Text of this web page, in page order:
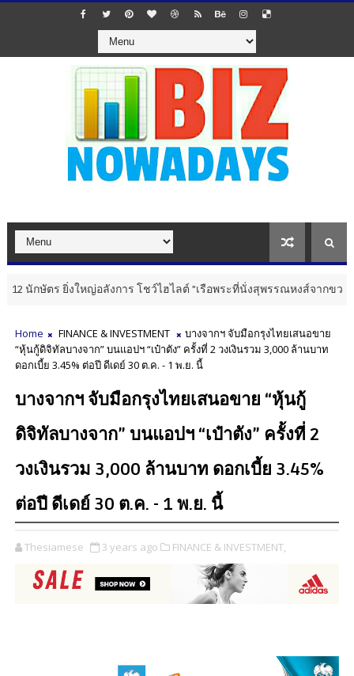
ร ยิ่งใหญ่อลังการ โชว์ไฮไลต์ "เรือพระที่นั่งสุพรรณหงส์จากขวดพลาสติ
Home FINANCE & INVESTMENT
บางจากฯ จับมือกรุงไทยเสนอขาย
“หุ้นกู้ดิจิทัลบางจาก” บนแอปฯ “เป๋าตัง” ครั้งที่ 2 วงเงินรวม 3,000 ล้านบาท
ดอกเบี้ย 3.45% ต่อปี ดีเดย์ 30 ต.ค. - 1 พ.ย. นี้
บางจากฯ จับมือกรุงไทยเสนอขาย “หุ้นกู้
ดิจิทัลบางจาก” บนแอปฯ “เป๋าตัง” ครั้งที่ 2
วงเงินรวม 3,000 ล้านบาท ดอกเบี้ย 3.45%
ต่อปี ดีเดย์ 30 ต.ค. - 1 พ.ย. นี้
Thesiamese 3 years ago FINANCE & INVESTMENT,